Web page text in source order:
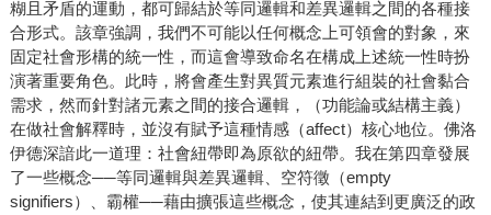
糊且矛盾的運動，都可歸結於等同邏輯和差異邏輯之間的各種接
合形式。該章強調，我們不可能以任何概念上可領會的對象，來
固定社會形構的統一性，而這會導致命名在構成上述統一性時扮
演著重要角色。此時，將會產生對異質元素進行組裝的社會黏合
需求，然而針對諸元素之間的接合邏輯，（功能論或結構主義）
在做社會解釋時，並沒有賦予這種情感（affect）核心地位。佛洛
伊德深諳此一道理：社會紐帶即為原欲的紐帶。我在第四章發展
了一些概念──等同邏輯與差異邏輯、空符徵（empty
signifiers）、霸權──藉由擴張這些概念，使其連結到更廣泛的政